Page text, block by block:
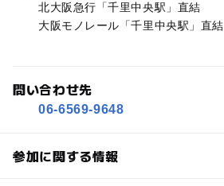
北大阪急行「千里中央駅」直結
大阪モノレール「千里中央駅」直結
問い合わせ先
06-6569-9648
参加に関する情報